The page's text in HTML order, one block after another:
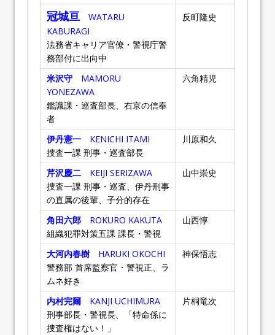
冠城亘 WATARU
KABURAGI
法務省キャリア官僚・警視庁警
務部付に出向中
反町隆史
米沢守 MAMORU
YONEZAWA
鑑識課・巡査部長、右京の信奉
者
六角精児
伊丹憲一 KENICHI ITAMI
捜査一課 刑事・巡査部長
川原和久
芹沢慶二 KEIJI SERIZAWA
捜査一課 刑事・巡査、伊丹刑事
の直属の後輩、子分的存在
山中崇史
角田六郎 ROKURO KAKUTA
組織犯罪対策五課 課長・警視
山西惇
大河内春樹 HARUKI OKOCHI
警務部 首席監察官・警視正、ラ
ムネ好き
神保悟志
内村完爾 KANJI UCHIMURA
刑事部長・警視長、「特命係に
捜査権はない！」
片桐竜次